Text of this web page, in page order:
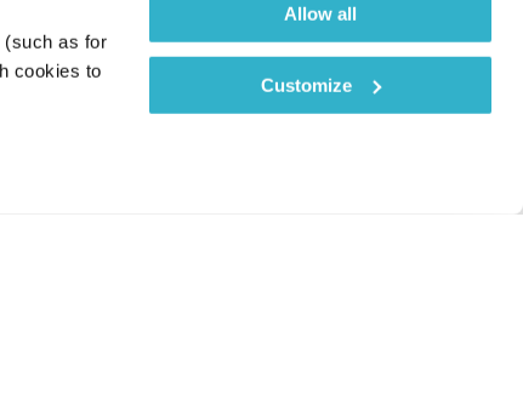
(such as for
cookies to
Allow all
Customize